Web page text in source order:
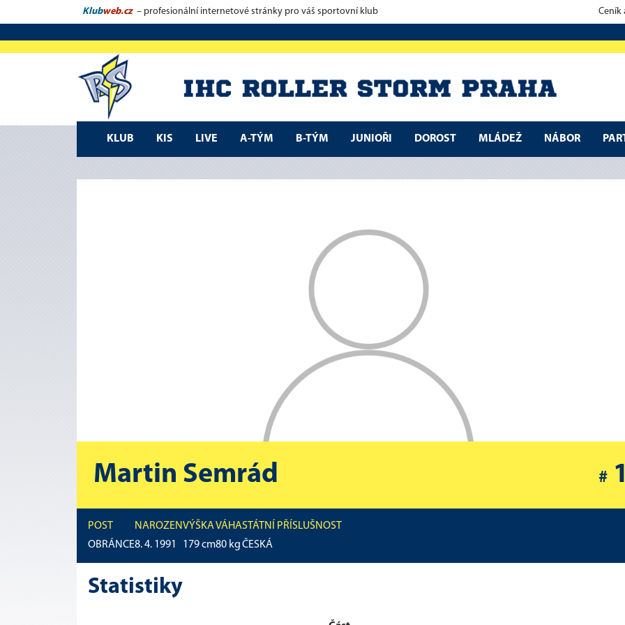
Klubweb.cz – profesionální internetové stránky pro váš sportovní klub Ceník
KLUB KIS LIVE A-TÝM B-TÝM JUNIOŘI DOROST MLÁDEŽ NÁBOR
Martin Semrád #
POST
OBRÁNCE
NAROZEN
8. 4. 1991
VÝŠKA
179cm
VÁHA
80 kg
STÁTNÍ PŘÍSLUŠNOST
ČESKÁ
Statistiky